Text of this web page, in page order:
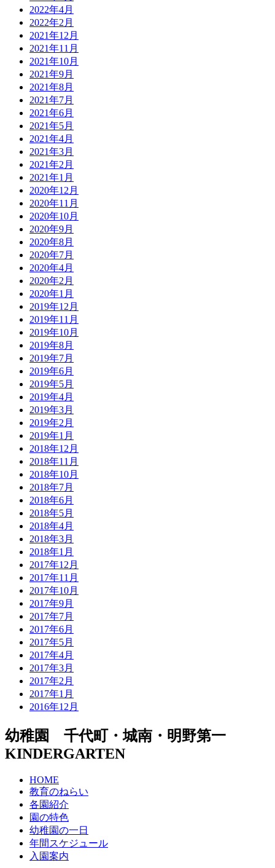
2022年4月
2022年2月
2021年12月
2021年11月
2021年10月
2021年9月
2021年8月
2021年7月
2021年6月
2021年5月
2021年4月
2021年3月
2021年2月
2021年1月
2020年12月
2020年11月
2020年10月
2020年9月
2020年8月
2020年7月
2020年4月
2020年2月
2020年1月
2019年12月
2019年11月
2019年10月
2019年8月
2019年7月
2019年6月
2019年5月
2019年4月
2019年3月
2019年2月
2019年1月
2018年12月
2018年11月
2018年10月
2018年7月
2018年6月
2018年5月
2018年4月
2018年3月
2018年1月
2017年12月
2017年11月
2017年10月
2017年9月
2017年7月
2017年6月
2017年5月
2017年4月
2017年3月
2017年2月
2017年1月
2016年12月
幼稚園 千代町・城南・明野第一
KINDERGARTEN
HOME
教育のねらい
各園紹介
園の特色
幼稚園の一日
年間スケジュール
入園案内